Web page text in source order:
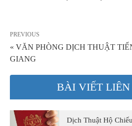
PREVIOUS
« VĂN PHÒNG DỊCH THUẬT
GIANG
BÀI VIẾT
Dịch Thuật Hộ